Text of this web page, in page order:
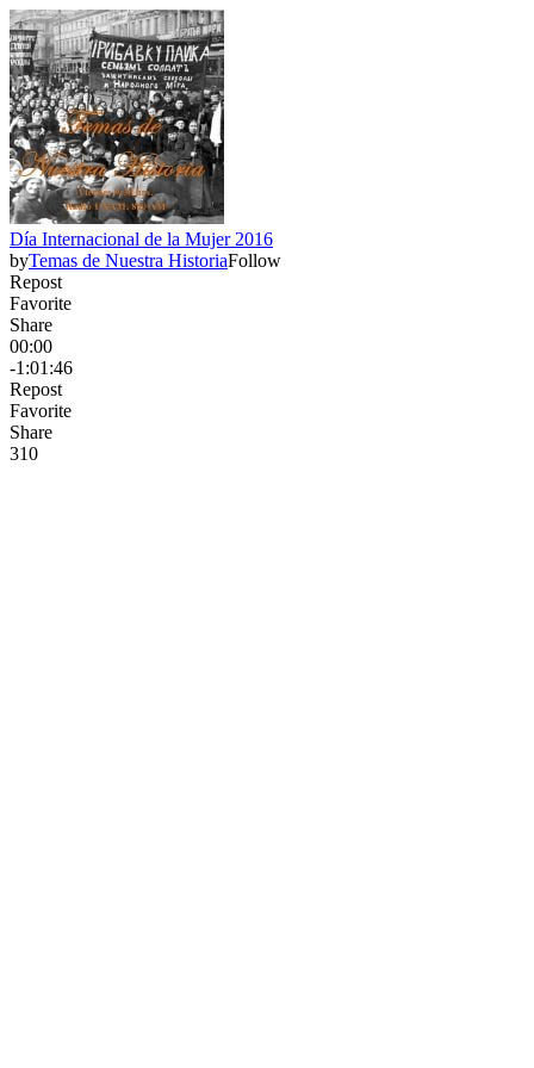
Día Internacional de la Mujer 2016
byTemas de Nuestra HistoriaFollow
Repost
Favorite
Share
00:00
-1:01:46
Repost
Favorite
Share
310